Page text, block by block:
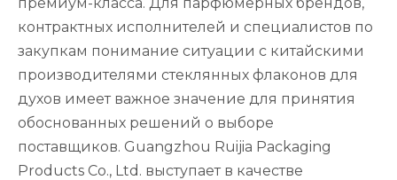
контрактных исполнителей и специалистов по
закупкам понимание ситуации с китайскими
производителями стеклянных флаконов для
духов имеет важное значение для принятия
обоснованных решений о выборе
поставщиков. Guangzhou Ruijia Packaging
Products Co., Ltd. выступает в качестве